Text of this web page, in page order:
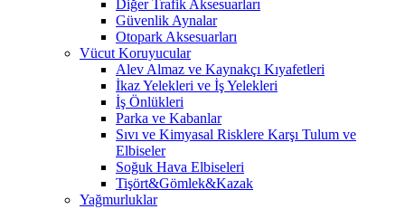
Diğer Trafik Aksesuarları
Güvenlik Aynalar
Otopark Aksesuarları
Vücut Koruyucular
Alev Almaz ve Kaynakçı Kıyafetleri
İkaz Yelekleri ve İş Yelekleri
İş Önlükleri
Parka ve Kabanlar
Sıvı ve Kimyasal Risklere Karşı Tulum ve
Elbiseler
Soğuk Hava Elbiseleri
Tişört&Gömlek&Kazak
Yağmurluklar